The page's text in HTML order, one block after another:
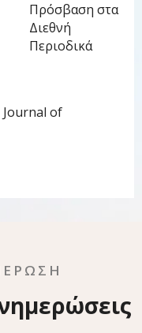
Πρόσβαση στα
Διεθνή
Περιοδικά
Journal of